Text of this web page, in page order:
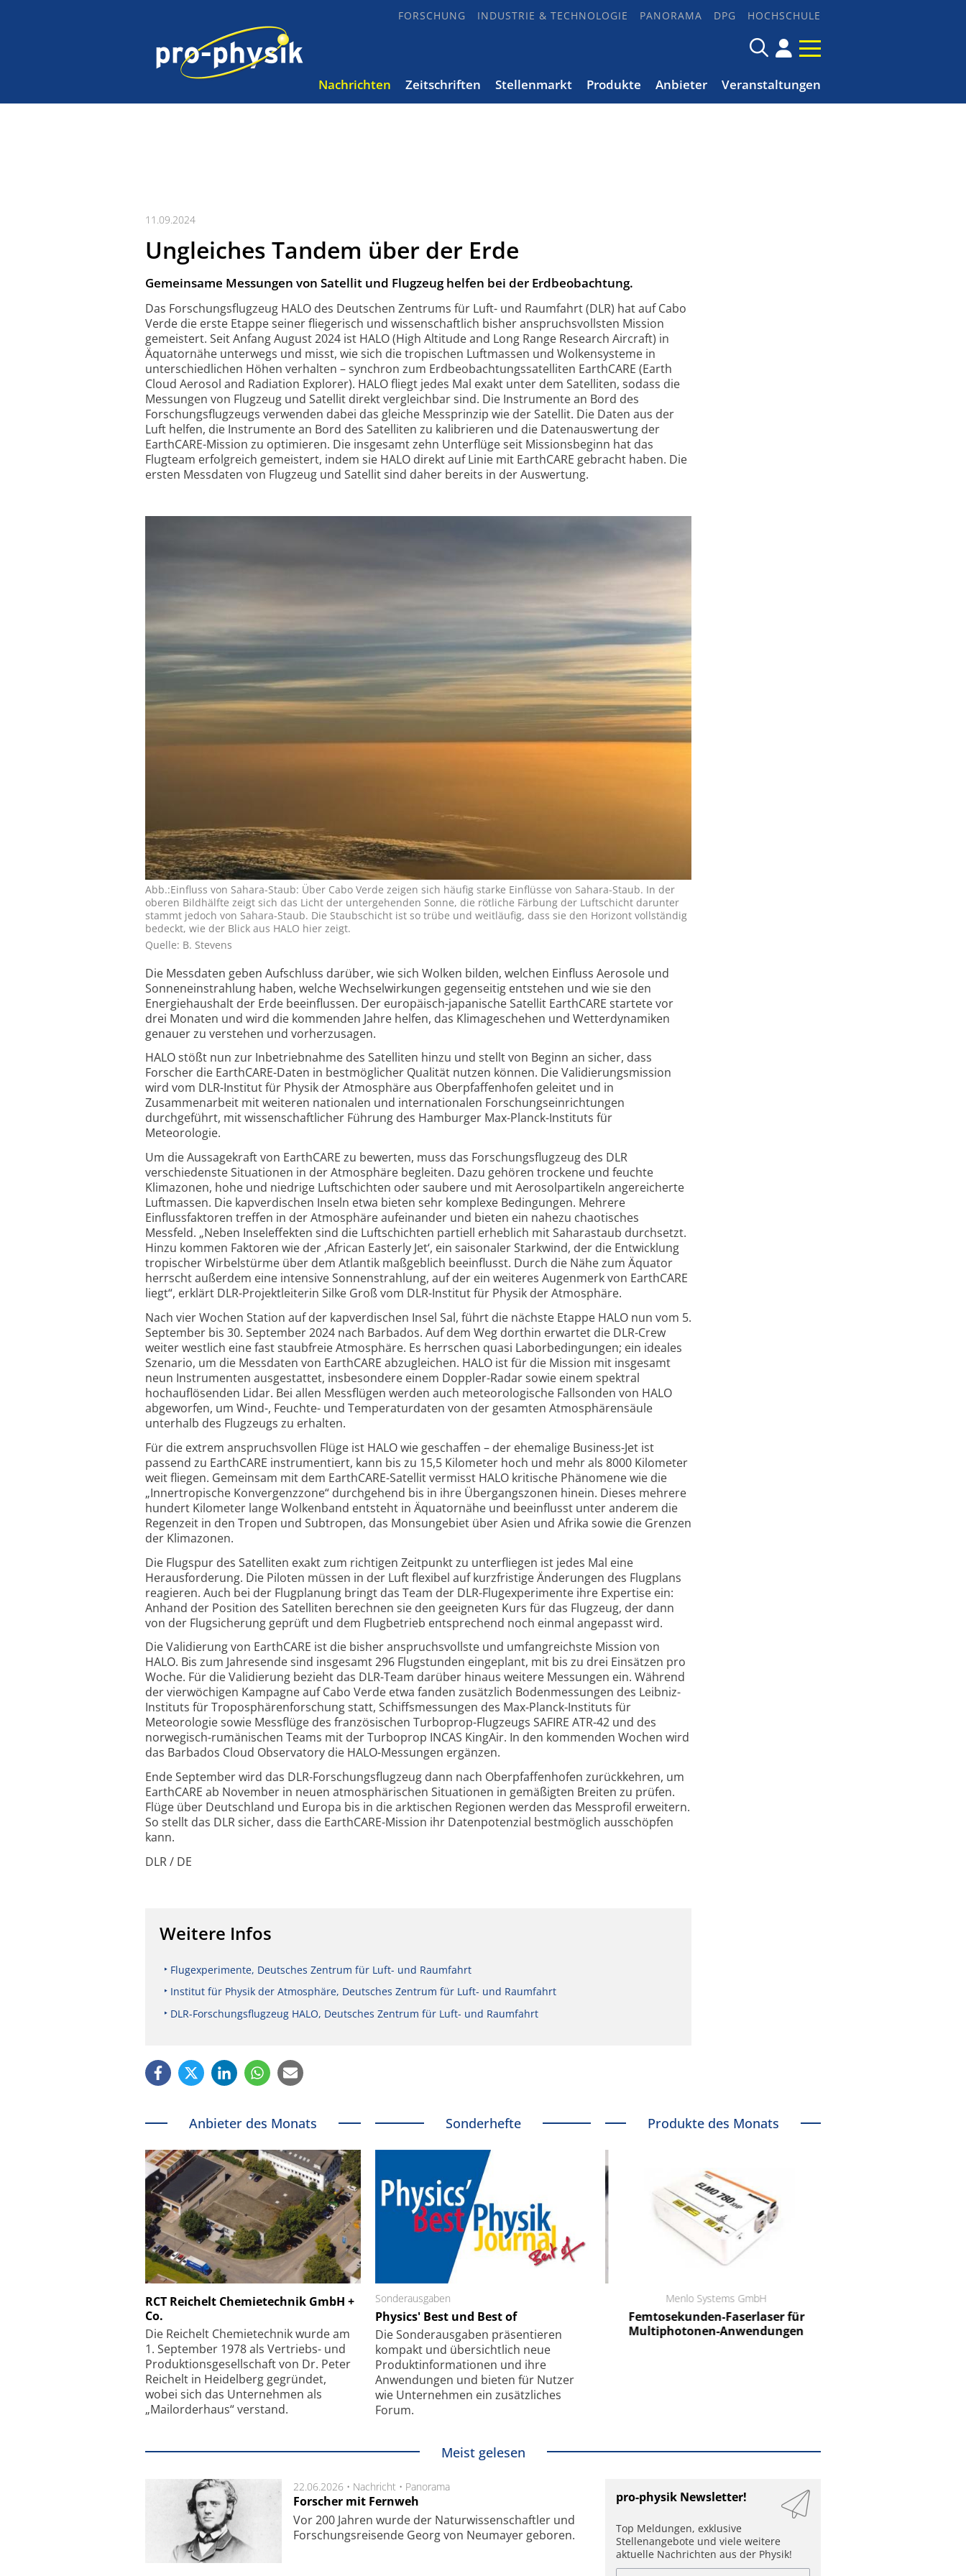
FORSCHUNG INDUSTRIE & TECHNOLOGIE PANORAMA DPG HOCHSCHULE
Nachrichten Zeitschriften Stellenmarkt Produkte Anbieter Veranstaltungen
11.09.2024
Ungleiches Tandem über der Erde
Gemeinsame Messungen von Satellit und Flugzeug helfen bei der Erdbeobachtung.
Das Forschungsflugzeug HALO des Deutschen Zentrums für Luft- und Raumfahrt (DLR) hat auf Cabo
Verde die erste Etappe seiner fliegerisch und wissenschaftlich bisher anspruchsvollsten Mission
gemeistert. Seit Anfang August 2024 ist HALO (High Altitude and Long Range Research Aircraft) in
Äquatornähe unterwegs und misst, wie sich die tropischen Luftmassen und Wolkensysteme in
unterschiedlichen Höhen verhalten – synchron zum Erdbeobachtungssatelliten EarthCARE (Earth
Cloud Aerosol and Radiation Explorer). HALO fliegt jedes Mal exakt unter dem Satelliten, sodass die
Messungen von Flugzeug und Satellit direkt vergleichbar sind. Die Instrumente an Bord des
Forschungsflugzeugs verwenden dabei das gleiche Messprinzip wie der Satellit. Die Daten aus der
Luft helfen, die Instrumente an Bord des Satelliten zu kalibrieren und die Datenauswertung der
EarthCARE-Mission zu optimieren. Die insgesamt zehn Unterflüge seit Missionsbeginn hat das
Flugteam erfolgreich gemeistert, indem sie HALO direkt auf Linie mit EarthCARE gebracht haben. Die
ersten Messdaten von Flugzeug und Satellit sind daher bereits in der Auswertung.
Abb.:Einfluss von Sahara-Staub: Über Cabo Verde zeigen sich häufig starke Einflüsse von Sahara-Staub. In der
oberen Bildhälfte zeigt sich das Licht der untergehenden Sonne, die rötliche Färbung der Luftschicht darunter
stammt jedoch von Sahara-Staub. Die Staubschicht ist so trübe und weitläufig, dass sie den Horizont vollständig
bedeckt, wie der Blick aus HALO hier zeigt.
Quelle: B. Stevens
Die Messdaten geben Aufschluss darüber, wie sich Wolken bilden, welchen Einfluss Aerosole und
Sonneneinstrahlung haben, welche Wechselwirkungen gegenseitig entstehen und wie sie den
Energiehaushalt der Erde beeinflussen. Der europäisch-japanische Satellit EarthCARE startete vor
drei Monaten und wird die kommenden Jahre helfen, das Klimageschehen und Wetterdynamiken
genauer zu verstehen und vorherzusagen.
HALO stößt nun zur Inbetriebnahme des Satelliten hinzu und stellt von Beginn an sicher, dass
Forscher die EarthCARE-Daten in bestmöglicher Qualität nutzen können. Die Validierungsmission
wird vom DLR-Institut für Physik der Atmosphäre aus Oberpfaffenhofen geleitet und in
Zusammenarbeit mit weiteren nationalen und internationalen Forschungseinrichtungen
durchgeführt, mit wissenschaftlicher Führung des Hamburger Max-Planck-Instituts für
Meteorologie.
Um die Aussagekraft von EarthCARE zu bewerten, muss das Forschungsflugzeug des DLR
verschiedenste Situationen in der Atmosphäre begleiten. Dazu gehören trockene und feuchte
Klimazonen, hohe und niedrige Luftschichten oder saubere und mit Aerosolpartikeln angereicherte
Luftmassen. Die kapverdischen Inseln etwa bieten sehr komplexe Bedingungen. Mehrere
Einflussfaktoren treffen in der Atmosphäre aufeinander und bieten ein nahezu chaotisches
Messfeld. „Neben Inseleffekten sind die Luftschichten partiell erheblich mit Saharastaub durchsetzt.
Hinzu kommen Faktoren wie der ‚African Easterly Jet‘, ein saisonaler Starkwind, der die Entwicklung
tropischer Wirbelstürme über dem Atlantik maßgeblich beeinflusst. Durch die Nähe zum Äquator
herrscht außerdem eine intensive Sonnenstrahlung, auf der ein weiteres Augenmerk von EarthCARE
liegt“, erklärt DLR-Projektleiterin Silke Groß vom DLR-Institut für Physik der Atmosphäre.
Nach vier Wochen Station auf der kapverdischen Insel Sal, führt die nächste Etappe HALO nun vom 5.
September bis 30. September 2024 nach Barbados. Auf dem Weg dorthin erwartet die DLR-Crew
weiter westlich eine fast staubfreie Atmosphäre. Es herrschen quasi Laborbedingungen; ein ideales
Szenario, um die Messdaten von EarthCARE abzugleichen. HALO ist für die Mission mit insgesamt
neun Instrumenten ausgestattet, insbesondere einem Doppler-Radar sowie einem spektral
hochauflösenden Lidar. Bei allen Messflügen werden auch meteorologische Fallsonden von HALO
abgeworfen, um Wind-, Feuchte- und Temperaturdaten von der gesamten Atmosphärensäule
unterhalb des Flugzeugs zu erhalten.
Für die extrem anspruchsvollen Flüge ist HALO wie geschaffen – der ehemalige Business-Jet ist
passend zu EarthCARE instrumentiert, kann bis zu 15,5 Kilometer hoch und mehr als 8000 Kilometer
weit fliegen. Gemeinsam mit dem EarthCARE-Satellit vermisst HALO kritische Phänomene wie die
„Innertropische Konvergenzzone“ durchgehend bis in ihre Übergangszonen hinein. Dieses mehrere
hundert Kilometer lange Wolkenband entsteht in Äquatornähe und beeinflusst unter anderem die
Regenzeit in den Tropen und Subtropen, das Monsungebiet über Asien und Afrika sowie die Grenzen
der Klimazonen.
Die Flugspur des Satelliten exakt zum richtigen Zeitpunkt zu unterfliegen ist jedes Mal eine
Herausforderung. Die Piloten müssen in der Luft flexibel auf kurzfristige Änderungen des Flugplans
reagieren. Auch bei der Flugplanung bringt das Team der DLR-Flugexperimente ihre Expertise ein:
Anhand der Position des Satelliten berechnen sie den geeigneten Kurs für das Flugzeug, der dann
von der Flugsicherung geprüft und dem Flugbetrieb entsprechend noch einmal angepasst wird.
Die Validierung von EarthCARE ist die bisher anspruchsvollste und umfangreichste Mission von
HALO. Bis zum Jahresende sind insgesamt 296 Flugstunden eingeplant, mit bis zu drei Einsätzen pro
Woche. Für die Validierung bezieht das DLR-Team darüber hinaus weitere Messungen ein. Während
der vierwöchigen Kampagne auf Cabo Verde etwa fanden zusätzlich Bodenmessungen des Leibniz-
Instituts für Troposphärenforschung statt, Schiffsmessungen des Max-Planck-Instituts für
Meteorologie sowie Messflüge des französischen Turboprop-Flugzeugs SAFIRE ATR-42 und des
norwegisch-rumänischen Teams mit der Turboprop INCAS KingAir. In den kommenden Wochen wird
das Barbados Cloud Observatory die HALO-Messungen ergänzen.
Ende September wird das DLR-Forschungsflugzeug dann nach Oberpfaffenhofen zurückkehren, um
EarthCARE ab November in neuen atmosphärischen Situationen in gemäßigten Breiten zu prüfen.
Flüge über Deutschland und Europa bis in die arktischen Regionen werden das Messprofil erweitern.
So stellt das DLR sicher, dass die EarthCARE-Mission ihr Datenpotenzial bestmöglich ausschöpfen
kann.
DLR / DE
Weitere Infos
Flugexperimente, Deutsches Zentrum für Luft- und Raumfahrt
Institut für Physik der Atmosphäre, Deutsches Zentrum für Luft- und Raumfahrt
DLR-Forschungsflugzeug HALO, Deutsches Zentrum für Luft- und Raumfahrt
Anbieter des Monats
RCT Reichelt Chemietechnik GmbH +
Co.
Die Reichelt Chemietechnik wurde am
1. September 1978 als Vertriebs- und
Produktionsgesellschaft von Dr. Peter
Reichelt in Heidelberg gegründet,
wobei sich das Unternehmen als
„Mailorderhaus“ verstand.
Sonderhefte
Sonderausgaben
Physics' Best und Best of
Die Sonder­ausgaben präsentieren
kompakt und übersichtlich neue
Produkt­informationen und ihre
Anwendungen und bieten für Nutzer
wie Unternehmen ein zusätzliches
Forum.
Produkte des Monats
Schäfter + Kirchhoff GmbH
Feinfokussierungsmechanismus
Elektronenmikroskopie auf
kleinstem Raum
Menlo Systems GmbH
Femtosekunden-Faserlaser für
Multiphotonen-Anwendungen
Meist gelesen
22.06.2026 • Nachricht • Panorama
Forscher mit Fernweh
Vor 200 Jahren wurde der Naturwissenschaftler und
Forschungsreisende Georg von Neumayer geboren.
pro-physik Newsletter!
Top Meldungen, exklusive
Stellenangebote und viele weitere
aktuelle Nachrichten aus der Physik!